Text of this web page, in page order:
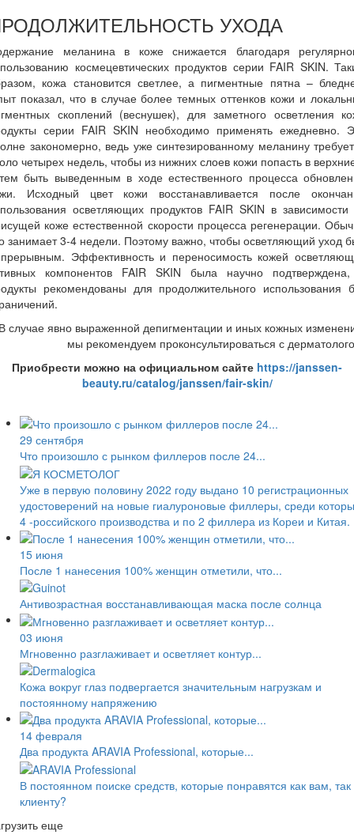
УХОДА
меланина в коже снижается благодаря
космецевтических продуктов серии FAIR SKIN.
кожа становится светлее, а пигментные пятна –
показал, что в случае более темных оттенков кожи и
скоплений (веснушек), для заметного осветления
серии FAIR SKIN необходимо применять ежедневно.
закономерно, ведь уже синтезированному меланину
четырех недель, чтобы из нижних слоев кожи попасть в
быть выведенным в ходе естественного процесса
Исходный цвет кожи восстанавливается после
осветляющих продуктов FAIR SKIN в зависимости
коже естественной скорости процесса регенерации.
занимает 3-4 недели. Поэтому важно, чтобы осветляющий уход
Эффективность и переносимость кожей
компонентов FAIR SKIN была научно
рекомендованы для продолжительного использования
случае явно выраженной депигментации и иных кожных
мы рекомендуем проконсультироваться с
Приобрести можно на официальном сайте https://janssen-
beauty.ru/catalog/janssen/fair-skin/
29 сентября
Что произошло с рынком филлеров после 24...
Уже в первую половину 2022 году выдано 10 регистрационных
удостоверений на новые гиалуроновые филлеры, среди
4 -российского производства и по 2 филлера из Кореи и Китая.
15 июня
После 1 нанесения 100% женщин отметили, что...
Антивозрастная восстанавливающая маска после солнца
03 июня
Мгновенно разглаживает и осветляет контур...
Кожа вокруг глаз подвергается значительным нагрузкам и
постоянному напряжению
14 февраля
Два продукта ARAVIA Professional, которые...
В постоянном поиске средств, которые понравятся как вам, так
клиенту?
еще